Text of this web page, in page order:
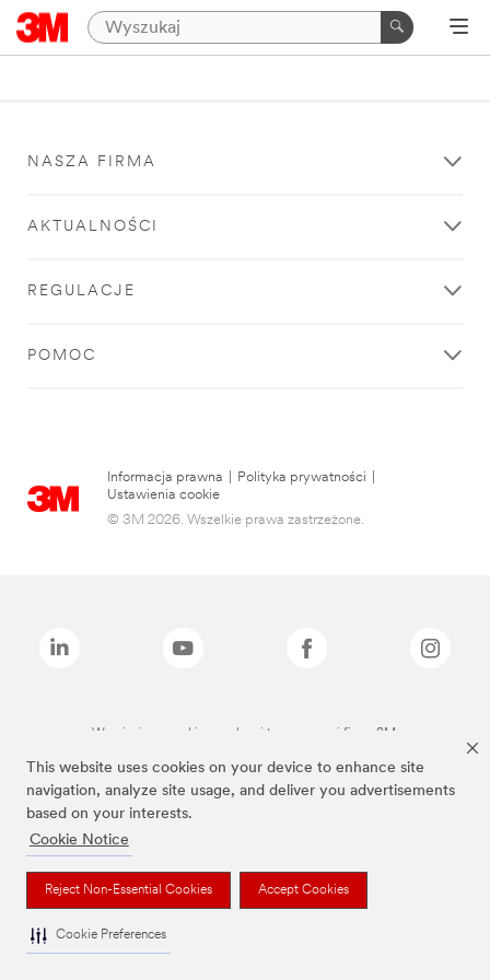
This website uses cookies on your device to enhance site
navigation, analyze site usage, and deliver you advertisements
based on your interests.
Cookie Notice
Reject Non-Essential Cookies Accept Cookies
Cookie Preferences
NASZA FIRMA
AKTUALNOŚCI
REGULACJE
POMOC
Informacja prawna Polityka prywatności
Ustawienia cookie
© 3M 2026. Wszelkie prawa zastrzeżone.
Wymienione marki są znakami towarowymi firmy 3M.